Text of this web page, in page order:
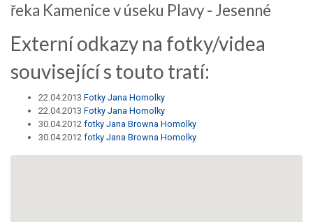
řeka Kamenice v úseku Plavy - Jesenné
Externí odkazy na fotky/videa
související s touto tratí:
22.04.2013 Fotky Jana Homolky
22.04.2013 Fotky Jana Homolky
30.04.2012 fotky Jana Browna Homolky
30.04.2012 fotky Jana Browna Homolky